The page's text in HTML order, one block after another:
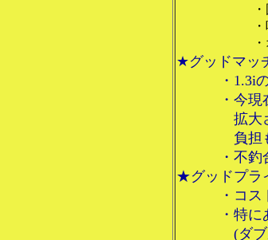
・国産ス
・吸排気
・オイル消
★グッドマッ
・1.3iのノ
・今現在、
拡大さ
負担も大
・不釣合い
★グッドプラ
・コストの
・ 特に
(ダ